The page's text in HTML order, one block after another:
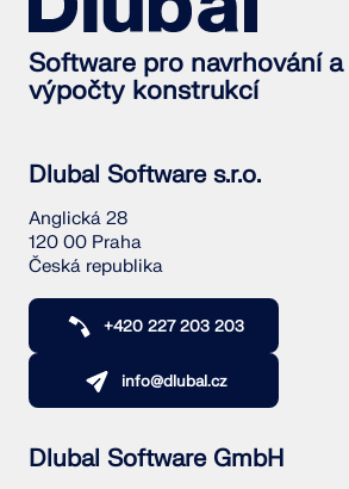
Software pro navrhování
výpočty konstrukcí
Dlubal Software s.r.o.
Anglická 28
120 00 Praha
Česká republika
+420 227 203 203
info@dlubal.cz
Dlubal Software GmbH